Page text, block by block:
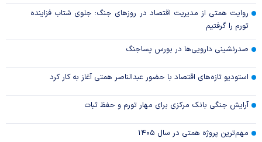
روایت همتی از مدیریت اقتصاد در روزهای جنگ: جلوی شتاب فزاینده
تورم را گرفتیم
صدرنشینی دارویی‌ها در بورس پساجنگ
استودیو تازه‌های اقتصاد با حضور عبدالناصر همتی آغاز به کار کرد
آرایش جنگی بانک مرکزی برای مهار تورم و حفظ ثبات
مهم‌ترین پروژه همتی در سال ۱۴۰۵